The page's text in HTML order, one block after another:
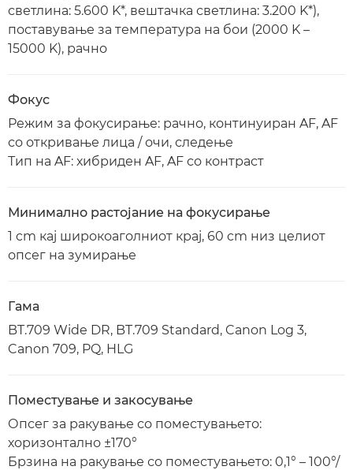
светлина: 5.600 K*, вештачка светлина: 3.200 K*),
поставување за температура на бои (2000 K –
15000 K), рачно
Фокус
Режим за фокусирање: рачно, континуиран AF, AF
со откривање лица / очи, следење
Тип на AF: хибриден AF, AF со контраст
Минимално растојание на фокусирање
1 cm кај широкоаголниот крај, 60 cm низ целиот
опсег на зумирање
Гама
BT.709 Wide DR, BT.709 Standard, Canon Log 3,
Canon 709, PQ, HLG
Поместување и закосување
Опсег за ракување со поместувањето:
хоризонтално ±170°
Брзина на ракување со поместувањето: 0,1° – 100°/